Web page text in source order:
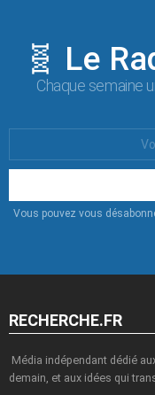
🧬 Le
Chaque semaine
:
Vous pouvez vous
RECHERCHE.FR
Média indépendant dédié
demain, et aux idées qui